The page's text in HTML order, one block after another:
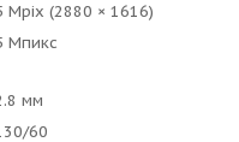
Mpix (2880 × 1616)
Мпикс
мм
60